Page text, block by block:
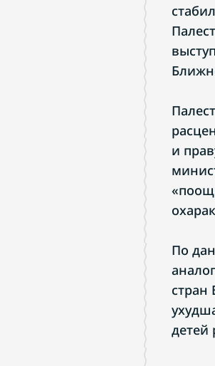
и
По
стран
детей